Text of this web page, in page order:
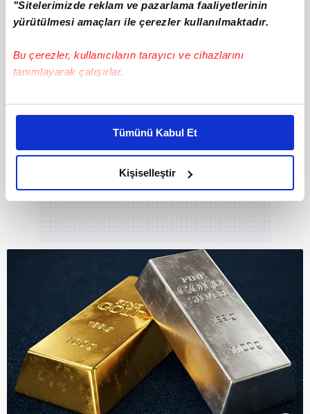
"Sitelerimizde reklam ve pazarlama faaliyetlerinin
yürütülmesi amaçları ile çerezler kullanılmaktadır.
Bu çerezler, kullanıcıların tarayıcı ve cihazlarını
tanımlayarak çalışırlar.
Bu çerezlere izin vermeniz halinde sizlere özel
daha iyi reklam deneyimi yaşatabiliriz. Bunu yaparken
amacımızın size daha iyi bir reklam deneyimi sunmak
olduğunu ve sizlere en iyi içerikleri sunabilmek adına
elimizden gelen çabayı gösterdiğimizi ve bu noktada,
reklamların maliyetlerimizi karşılamak noktasında tek gelir
kalemimiz olduğunu sizlere hatırlatmak isteriz.
Her halükârda, kullanıcılar, bu çerezlere izin vermedikleri
takdirde, kullanıcılara hedefli reklamlar
gösterilmeyecektir."
Sizlere daha iyi bir hizmet sunabilmek için İnternet
Sitemizde kendimize ve üçüncü kişilere ait çerezler
kullanılmaktadır. Bu çerezler vasıtasıyla çeşitli kişisel
verileriniz işlenmekte olup gerekli olan çerezler bilgi
toplumu hizmetlerinin sunulması amacıyla
kullanılmaktadır. Diğer çerezler, sitemizin daha işlevsel
Tümünü Kabul Et
Kişiselleştir
DİĞER FOTOĞRAFLAR İÇİN İLERLEYİNİZ